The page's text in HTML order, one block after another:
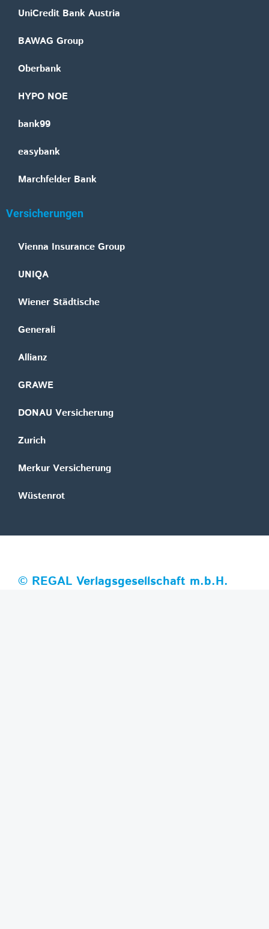
UniCredit Bank Austria
BAWAG Group
Oberbank
HYPO NOE
bank99
easybank
Marchfelder Bank
Versicherungen
Vienna Insurance Group
UNIQA
Wiener Städtische
Generali
Allianz
GRAWE
DONAU Versicherung
Zurich
Merkur Versicherung
Wüstenrot
© REGAL Verlagsgesellschaft m.b.H.